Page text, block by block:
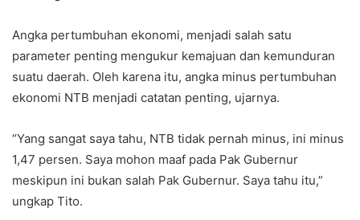
Angka pertumbuhan ekonomi, menjadi salah satu
parameter penting mengukur kemajuan dan kemunduran
suatu daerah. Oleh karena itu, angka minus pertumbuhan
ekonomi NTB menjadi catatan penting, ujarnya.
“Yang sangat saya tahu, NTB tidak pernah minus, ini minus
1,47 persen. Saya mohon maaf pada Pak Gubernur
meskipun ini bukan salah Pak Gubernur. Saya tahu itu,”
ungkap Tito.